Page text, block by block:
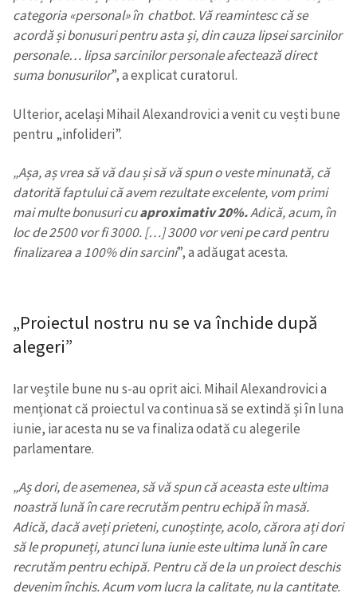
SUSȚINE
categoria «personal»în chatbot. Vă reamintesc că se
acordă și bonusuri pentru asta și, din cauza lipsei sarcinilor
personale… lipsa sarcinilor personale afectează direct
suma bonusurilor”, a explicat curatorul.
Ulterior, același Mihail Alexandrovici a venit cu vești bune
pentru „infolideri”.
„Așa, aș vrea să vă dau și să vă spun o veste minunată, că
datorită faptului că avem rezultate excelente, vom primi
mai multe bonusuri cuaproximativ 20%.Adică, acum, în
loc de 2500 vor fi 3000. […] 3000 vor veni pe card pentru
finalizarea a 100% din sarcini”, a adăugat acesta.
„Proiectul nostru nu se va închide după
alegeri”
Iar veștile bune nu s-au oprit aici. Mihail Alexandrovici a
menționat că proiectul va continua să se extindă și în luna
iunie, iar acesta nu se va finaliza odată cu alegerile
parlamentare.
„Aș dori, de asemenea, să vă spun că aceasta este ultima
noastră lună în care recrutăm pentru echipă în masă.
Adică, dacă aveți prieteni, cunoștințe, acolo, cărora ați dori
să le propuneți, atunci luna iunie este ultima lună în care
recrutăm pentru echipă. Pentru că de la un proiect deschis
devenim închis. Acum vom lucra la calitate, nu la cantitate.